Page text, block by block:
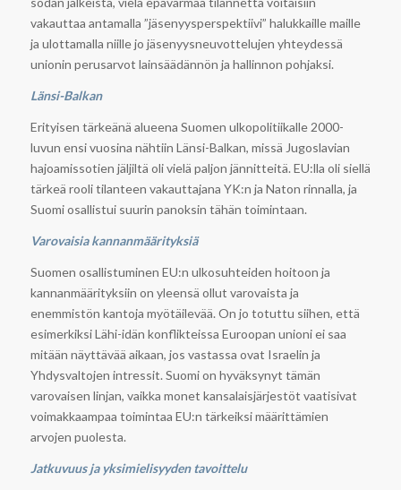
vakauttaa antamalla ”jäsenyysperspektiivi” halukkaille maille
ja ulottamalla niille jo jäsenyysneuvottelujen yhteydessä
unionin perusarvot lainsäädännön ja hallinnon pohjaksi.
Länsi-Balkan
Erityisen tärkeänä alueena Suomen ulkopolitiikalle 2000-
luvun ensi vuosina nähtiin Länsi-Balkan, missä Jugoslavian
hajoamissotien jäljiltä oli vielä paljon jännitteitä. EU:lla oli siellä
tärkeä rooli tilanteen vakauttajana YK:n ja Naton rinnalla, ja
Suomi osallistui suurin panoksin tähän toimintaan.
Varovaisia kannanmäärityksiä
Suomen osallistuminen EU:n ulkosuhteiden hoitoon ja
kannanmäärityksiin on yleensä ollut varovaista ja
enemmistön kantoja myötäilevää. On jo totuttu siihen, että
esimerkiksi Lähi-idän konflikteissa Euroopan unioni ei saa
mitään näyttävää aikaan, jos vastassa ovat Israelin ja
Yhdysvaltojen intressit. Suomi on hyväksynyt tämän
varovaisen linjan, vaikka monet kansalaisjärjestöt vaatisivat
voimakkaampaa toimintaa EU:n tärkeiksi määrittämien
arvojen puolesta.
Jatkuvuus ja yksimielisyyden tavoittelu